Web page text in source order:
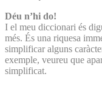
Déu n’hi do!
I el meu diccionari és
més. És una riquesa
simplificar alguns
exemple, veureu que
simplificat.